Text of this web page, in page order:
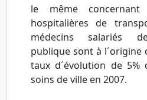
le même concernant
hospitalières de
médecins salariés
publique sont à l´origine
taux d´évolution de 5%
soins de ville en 2007.